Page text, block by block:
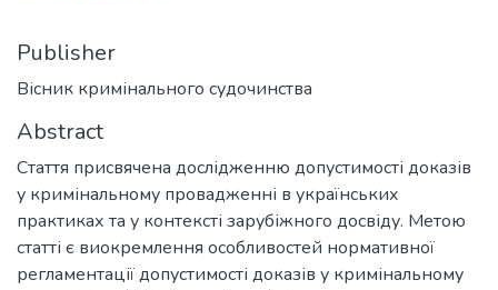
Publisher
Вісник кримінального судочинства
Abstract
Стаття присвячена дослідженню допустимості доказів
у кримінальному провадженні в українських
практиках та у контексті зарубіжного досвіду. Метою
статті є виокремлення особливостей нормативної
регламентації допустимості доказів у кримінальному